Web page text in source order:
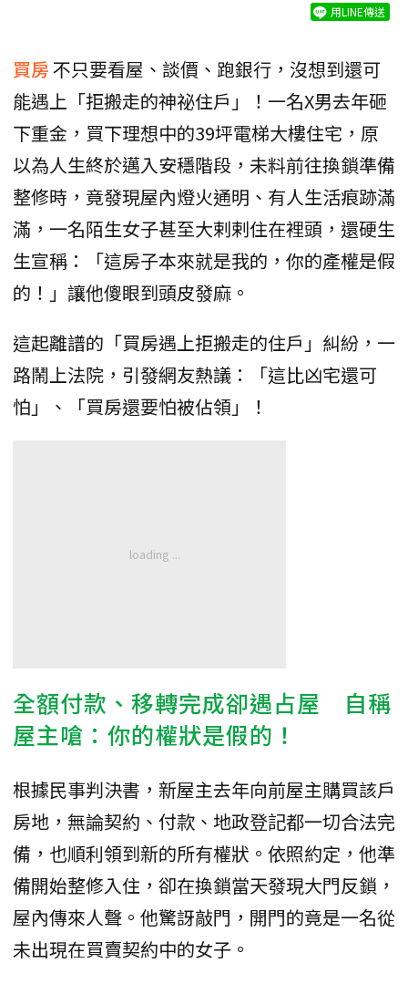
用LINE傳送
買房不只要看屋、談價、跑銀行，沒想到還可
能遇上「拒搬走的神祕住戶」！一名X男去年砸
下重金，買下理想中的39坪電梯大樓住宅，原
以為人生終於邁入安穩階段，未料前往換鎖準備
整修時，竟發現屋內燈火通明、有人生活痕跡滿
滿，一名陌生女子甚至大剌剌住在裡頭，還硬生
生宣稱：「這房子本來就是我的，你的產權是假
的！」讓他傻眼到頭皮發麻。
這起離譜的「買房遇上拒搬走的住戶」糾紛，一
路鬧上法院，引發網友熱議：「這比凶宅還可
怕」、「買房還要怕被佔領」！
全額付款、移轉完成卻遇占屋 自稱
屋主嗆：你的權狀是假的！
根據民事判決書，新屋主去年向前屋主購買該戶
房地，無論契約、付款、地政登記都一切合法完
備，也順利領到新的所有權狀。依照約定，他準
備開始整修入住，卻在換鎖當天發現大門反鎖，
屋內傳來人聲。他驚訝敲門，開門的竟是一名從
未出現在買賣契約中的女子。